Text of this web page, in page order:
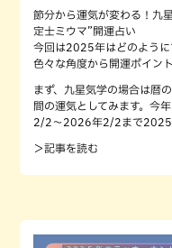
節分から運気が変わる！九
定士ミウマ”開運占い
今回は2025年はどのように
色々な角度から開運ポイン
まず、九星気学の場合は暦
間の運気としてみます。今
2/2〜2026年2/2まで2025
＞記事を読む